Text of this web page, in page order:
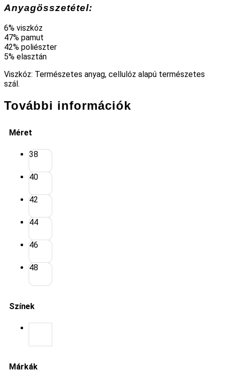
Anyagösszetétel:
6% viszkóz
47% pamut
42% poliészter
5% elasztán
Viszkóz: Természetes anyag, cellulóz alapú természetes
szál.
További információk
Méret
38
40
42
44
46
48
Színek
Márkák